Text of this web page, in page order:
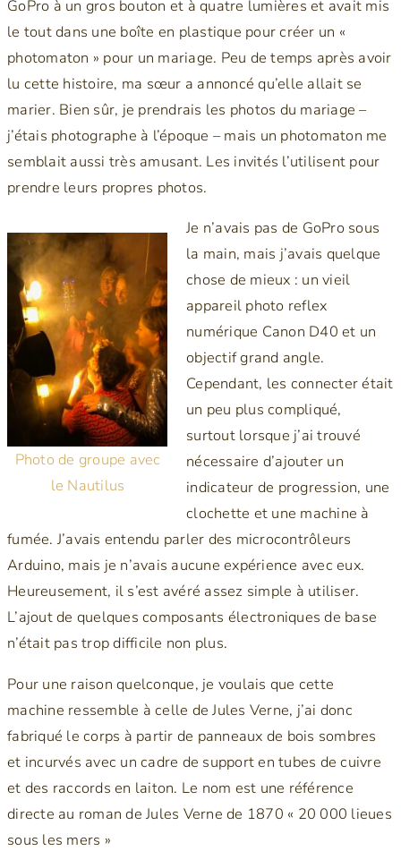
GoPro à un gros bouton et à quatre lumières et avait mis
le tout dans une boîte en plastique pour créer un «
photomaton » pour un mariage. Peu de temps après avoir
lu cette histoire, ma sœur a annoncé qu’elle allait se
marier. Bien sûr, je prendrais les photos du mariage –
j’étais photographe à l’époque – mais un photomaton me
semblait aussi très amusant. Les invités l’utilisent pour
prendre leurs propres photos.
Photo de groupe avec
le Nautilus
Je n’avais pas de GoPro sous
la main, mais j’avais quelque
chose de mieux : un vieil
appareil photo reflex
numérique Canon D40 et un
objectif grand angle.
Cependant, les connecter était
un peu plus compliqué,
surtout lorsque j’ai trouvé
nécessaire d’ajouter un
indicateur de progression, une
clochette et une machine à
fumée. J’avais entendu parler des microcontrôleurs
Arduino, mais je n’avais aucune expérience avec eux.
Heureusement, il s’est avéré assez simple à utiliser.
L’ajout de quelques composants électroniques de base
n’était pas trop difficile non plus.
Pour une raison quelconque, je voulais que cette
machine ressemble à celle de Jules Verne, j’ai donc
fabriqué le corps à partir de panneaux de bois sombres
et incurvés avec un cadre de support en tubes de cuivre
et des raccords en laiton. Le nom est une référence
directe au roman de Jules Verne de 1870 « 20 000 lieues
sous les mers »